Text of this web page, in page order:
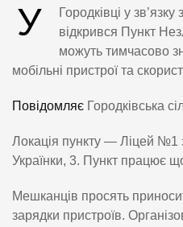
У
Городківці у
відкрився Пункт
можуть тимчасово
мобільні пристрої та
Повідомляє Городківська
Локація пункту — Ліцей №1
Українки, 3. Пункт працює
Мешканців просять
зарядки пристроїв.